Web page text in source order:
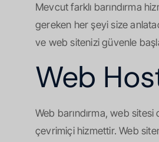
Mevcut farklı barındırma
gereken her şeyi size
ve web sitenizi güvenle
Web
Web barındırma, web
çevrimiçi hizmettir. Web